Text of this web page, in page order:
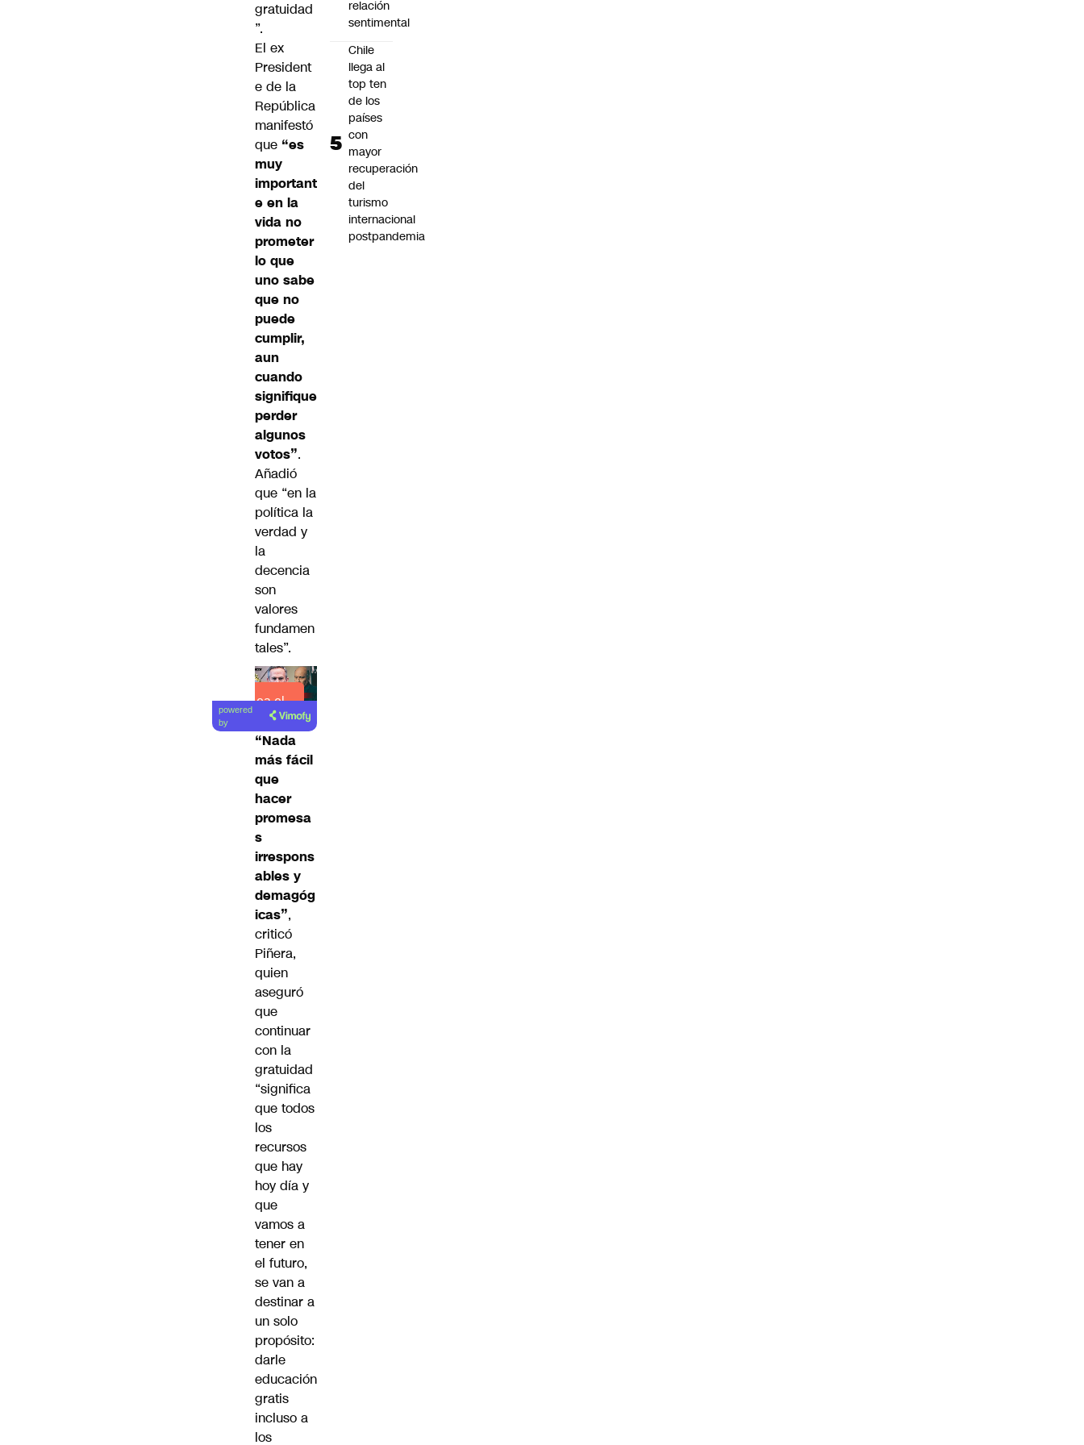
gratuidad
”.
El ex
President
e de la
República
manifestó
que “es
muy
important
e en la
vida no
prometer
lo que
uno sabe
que no
puede
cumplir,
aun
cuando
signifique
perder
algunos
votos”.
Añadió
que “en la
política la
verdad y
la
decencia
son
valores
fundamen
tales”.
Lea el
artículo
powered
by
“Nada
más fácil
que
hacer
promesa
s
irrespons
ables y
demagóg
icas”,
criticó
Piñera,
quien
aseguró
que
continuar
con la
gratuidad
“significa
que todos
los
recursos
que hay
hoy día y
que
vamos a
tener en
el futuro,
se van a
destinar a
un solo
propósito:
darle
educación
gratis
incluso a
los
relación
sentimental
Chile
llega al
top ten
de los
países
con
mayor
recuperación
del
turismo
internacional
postpandemia